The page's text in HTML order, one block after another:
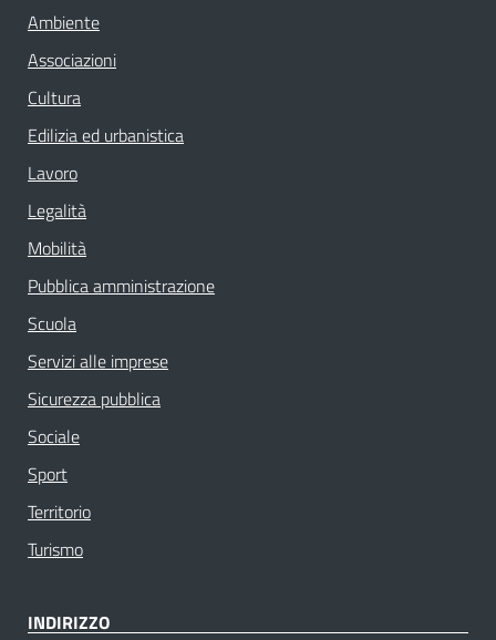
Ambiente
Associazioni
Cultura
Edilizia ed urbanistica
Lavoro
Legalità
Mobilità
Pubblica amministrazione
Scuola
Servizi alle imprese
Sicurezza pubblica
Sociale
Sport
Territorio
Turismo
INDIRIZZO